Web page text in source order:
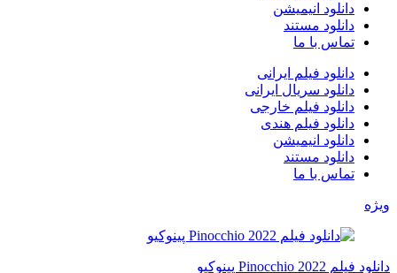
دانلود انیمیشن
دانلود مستند
تماس با ما
دانلود فیلم ایرانی
دانلود سریال ایرانی
دانلود فیلم خارجی
دانلود فیلم هندی
دانلود انیمیشن
دانلود مستند
تماس با ما
ویژه
دانلود فیلم Pinocchio 2022 پینوکیو